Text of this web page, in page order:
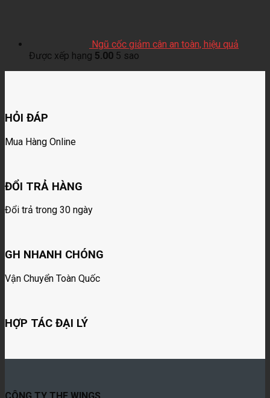
Ngũ cốc giảm cân an toàn, hiệu quả
Được xếp hạng 5.00 5 sao
HỎI ĐÁP
Mua Hàng Online
ĐỔI TRẢ HÀNG
Đổi trả trong 30 ngày
GH NHANH CHÓNG
Vận Chuyển Toàn Quốc
HỢP TÁC ĐẠI LÝ
CÔNG TY THE WINGS